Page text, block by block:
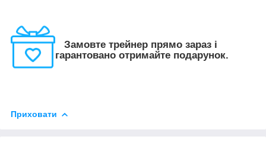
Замовте трейнер прямо зараз і
гарантовано отримайте подарунок.
Приховати